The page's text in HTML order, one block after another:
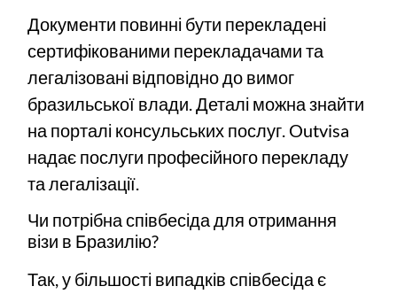
Документи повинні бути перекладені
сертифікованими перекладачами та
легалізовані відповідно до вимог
бразильської влади. Деталі можна знайти
на порталі консульських послуг. Outvisa
надає послуги професійного перекладу
та легалізації.
Чи потрібна співбесіда для отримання
візи в Бразилію?
Так, у більшості випадків співбесіда є